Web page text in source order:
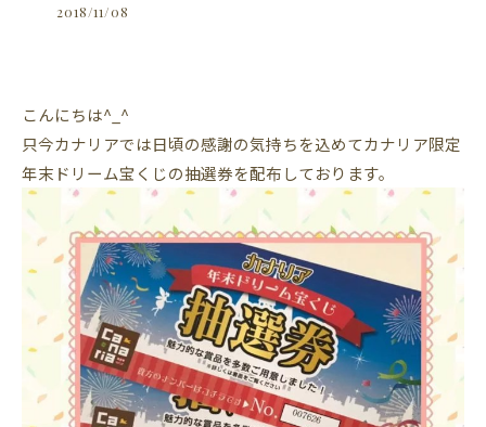
2018/11/08
こんにちは^_^
只今カナリアでは日頃の感謝の気持ちを込めてカナリア限定
年末ドリーム宝くじの抽選券を配布しております。